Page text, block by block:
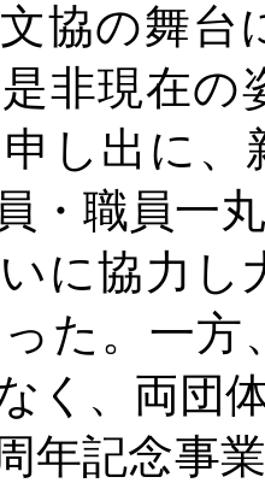
協の舞台
非現在
し出に
・職員一
に協力
た。一
く、両団
年記念事